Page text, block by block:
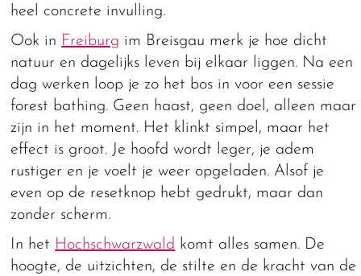
heel concrete invulling.
Ook in Freiburg im Breisgau merk je hoe dicht
natuur en dagelijks leven bij elkaar liggen. Na een
dag werken loop je zo het bos in voor een sessie
forest bathing. Geen haast, geen doel, alleen maar
zijn in het moment. Het klinkt simpel, maar het
effect is groot. Je hoofd wordt leger, je adem
rustiger en je voelt je weer opgeladen. Alsof je
even op de resetknop hebt gedrukt, maar dan
zonder scherm.
In het Hochschwarzwald komt alles samen. De
hoogte, de uitzichten, de stilte en de kracht van de